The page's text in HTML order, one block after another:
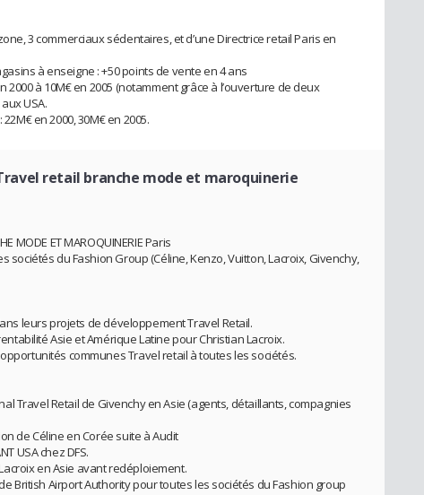
3 commerciaux sédentaires, et d’une Directrice retail Paris en
à enseigne : +50 points de vente en 4 ans
2000 à 10M€ en 2005 (notamment grâce à l’ouverture de deux
USA.
en 2000, 30M€ en 2005.
retail branche mode et maroquinerie
MODE ET MAROQUINERIE Paris
du Fashion Group (Céline, Kenzo, Vuitton, Lacroix, Givenchy,
leurs projets de développement Travel Retail.
Asie et Amérique Latine pour Christian Lacroix.
communes Travel retail à toutes les sociétés.
Travel Retail de Givenchy en Asie (agents, détaillants, compagnies
de Céline en Corée suite à Audit
USA chez DFS.
en Asie avant redéploiement.
British Airport Authority pour toutes les sociétés du Fashion group